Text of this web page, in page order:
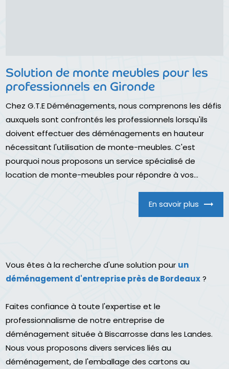
Solution de monte meubles pour les
professionnels en Gironde
Chez G.T.E Déménagements, nous comprenons les défis
auxquels sont confrontés les professionnels lorsqu'ils
doivent effectuer des déménagements en hauteur
nécessitant l'utilisation de monte-meubles. C'est
pourquoi nous proposons un service spécialisé de
location de monte-meubles pour répondre à vos...
En savoir plus
Vous êtes à la recherche d'une solution pour un
déménagement d'entreprise près de Bordeaux?
Faites confiance à toute l'expertise et le
professionnalisme de notre entreprise de
déménagement située à Biscarrosse dans les Landes.
Nous vous proposons divers services liés au
déménagement, de l'emballage des cartons au